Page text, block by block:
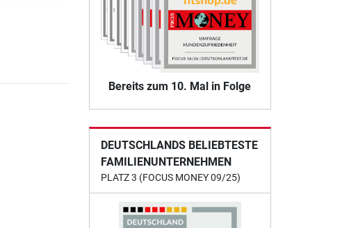
Bereits zum 10. Mal in Folge
DEUTSCHLANDS BELIEBTESTE
FAMILIENUNTERNEHMEN
PLATZ 3 (FOCUS MONEY 09/25)